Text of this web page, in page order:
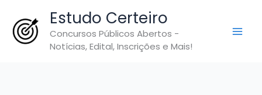
para
Estudo Certeiro
Concursos Públicos Abertos -
Notícias, Edital, Inscrições e Mais!